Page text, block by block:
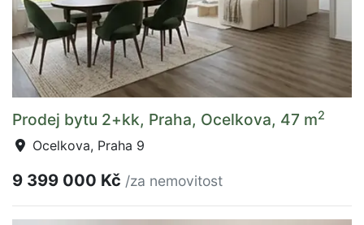
Prodej bytu 2+kk, Praha, Ocelkova, 47 m2
Ocelkova, Praha 9
9 399 000 Kč /za nemovitost